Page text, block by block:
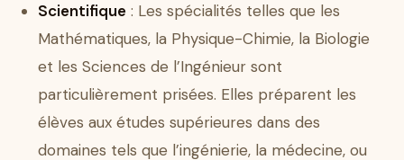
Scientifique : Les spécialités telles que les
Mathématiques, la Physique-Chimie, la Biologie
et les Sciences de l’Ingénieur sont
particulièrement prisées. Elles préparent les
élèves aux études supérieures dans des
domaines tels que l’ingénierie, la médecine, ou